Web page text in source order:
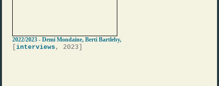
2022/2023 - Demi Mondaine, Berti Bartleby,
[interviews , 2023]